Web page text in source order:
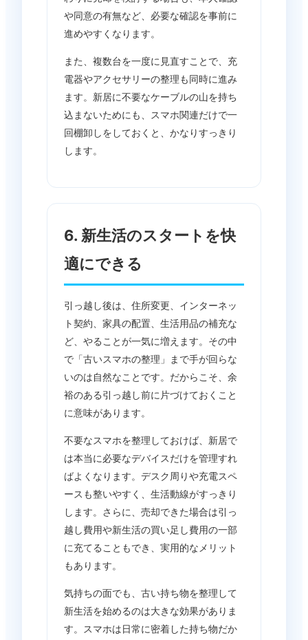
や同意の有無など、必要な確認を事前に
進めやすくなります。
また、複数台を一度に見直すことで、充
電器やアクセサリーの整理も同時に進み
ます。新居に不要なケーブルの山を持ち
込まないためにも、スマホ関連だけで一
回棚卸しをしておくと、かなりすっきり
します。
6. 新生活のスタートを快
適にできる
引っ越し後は、住所変更、インターネッ
ト契約、家具の配置、生活用品の補充な
ど、やることが一気に増えます。その中
で「古いスマホの整理」まで手が回らな
いのは自然なことです。だからこそ、余
裕のある引っ越し前に片づけておくこと
に意味があります。
不要なスマホを整理しておけば、新居で
は本当に必要なデバイスだけを管理すれ
ばよくなります。デスク周りや充電スペ
ースも整いやすく、生活動線がすっきり
します。さらに、売却できた場合は引っ
越し費用や新生活の買い足し費用の一部
に充てることもでき、実用的なメリット
もあります。
気持ちの面でも、古い持ち物を整理して
新生活を始めるのは大きな効果がありま
す。スマホは日常に密着した持ち物だか